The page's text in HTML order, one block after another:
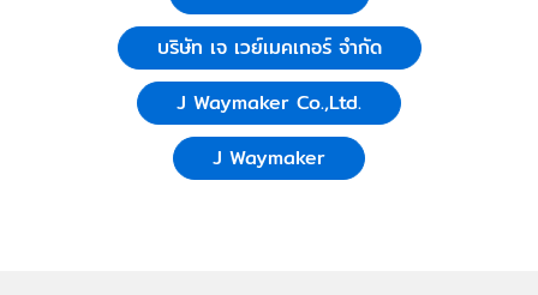
บริษัท เจ เวย์เมคเกอร์ จำกัด
J Waymaker Co.,Ltd.
J Waymaker